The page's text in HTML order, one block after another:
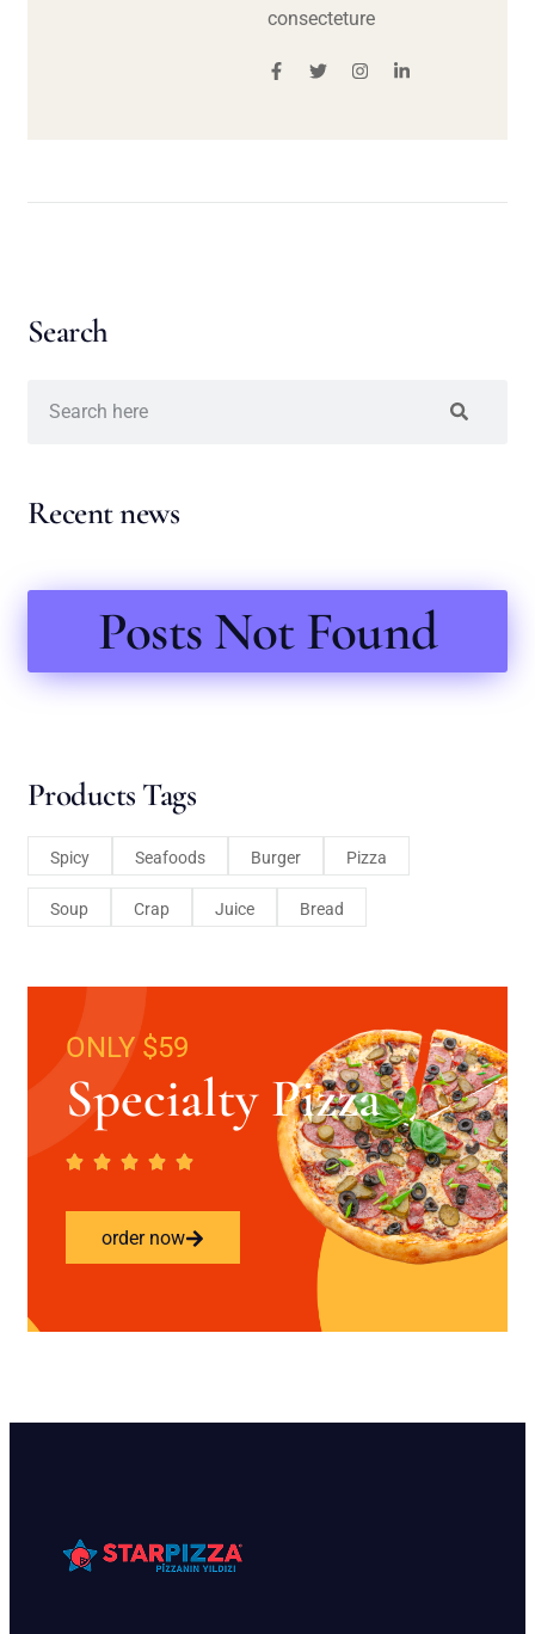
consecteture
Search
Recent news
Posts Not Found
Products Tags
Spicy Seafoods Burger Pizza
Soup Crap Juice Bread
ONLY $59
Specialty Pizza
order now